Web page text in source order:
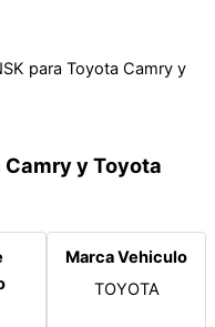
para Toyota Camry y
Camry y Toyota
Marca Vehiculo
TOYOTA